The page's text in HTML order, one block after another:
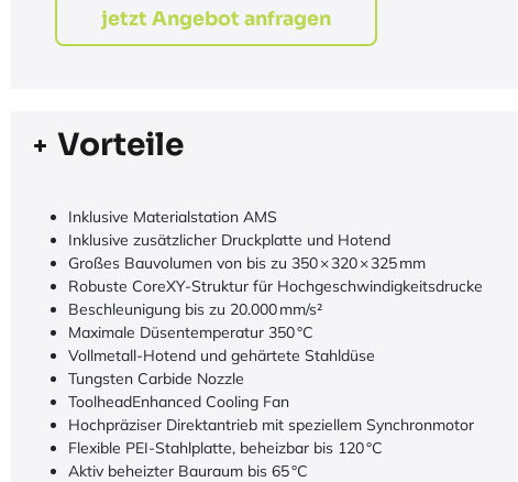
jetzt Angebot anfragen
Vorteile
Inklusive Materialstation AMS
Inklusive zusätzlicher Druckplatte und Hotend
Großes Bauvolumen von bis zu 350 × 320 × 325 mm
Robuste CoreXY-Struktur für Hochgeschwindigkeitsdrucke
Beschleunigung bis zu 20.000 mm/s²
Maximale Düsentemperatur 350 °C
Vollmetall-Hotend und gehärtete Stahldüse
Tungsten Carbide Nozzle
ToolheadEnhanced Cooling Fan
Hochpräziser Direktantrieb mit speziellem Synchronmotor
Flexible PEI-Stahlplatte, beheizbar bis 120 °C
Aktiv beheizter Bauraum bis 65 °C